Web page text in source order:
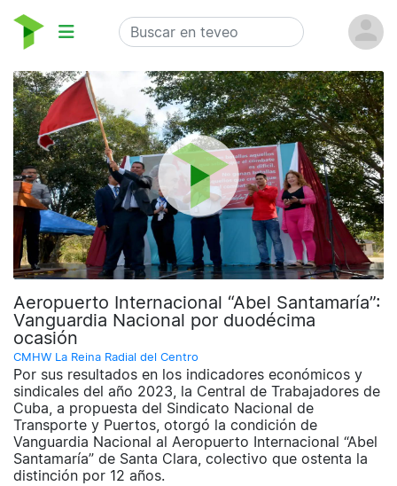
Aeropuerto Internacional “Abel Santamaría”:
Vanguardia Nacional por duodécima
ocasión
CMHW La Reina Radial del Centro
Por sus resultados en los indicadores económicos y
sindicales del año 2023, la Central de Trabajadores de
Cuba, a propuesta del Sindicato Nacional de
Transporte y Puertos, otorgó la condición de
Vanguardia Nacional al Aeropuerto Internacional “Abel
Santamaría” de Santa Clara, colectivo que ostenta la
distinción por 12 años.